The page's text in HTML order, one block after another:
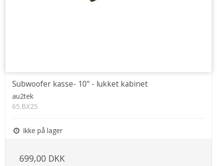
Subwoofer kasse- 10" - lukket kabinet
au2tek
65.BX25
Ikke på lager
699,00 DKK